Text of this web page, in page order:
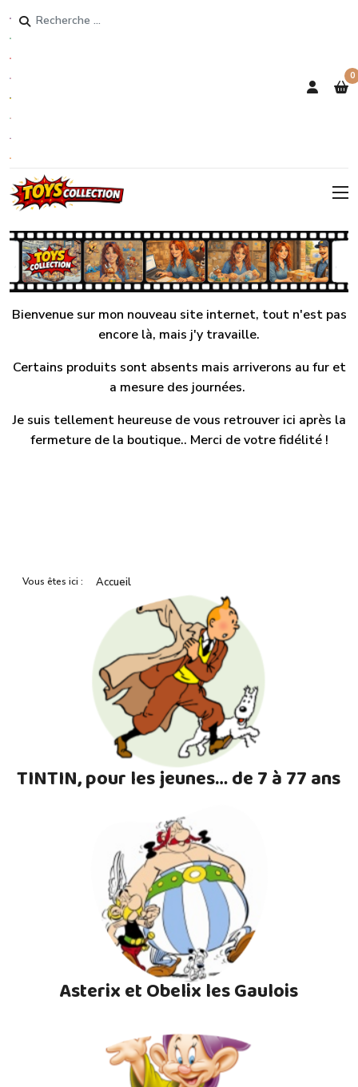
Rechercher
0
Bienvenue sur mon nouveau site internet, tout n'est pas
encore là, mais j'y travaille.
Certains produits sont absents mais arriverons au fur et
a mesure des journées.
Je suis tellement heureuse de vous retrouver ici après la
fermeture de la boutique.. Merci de votre fidélité !
Vous êtes ici : Accueil
TINTIN, pour les jeunes… de 7 à 77 ans
Asterix et Obelix les Gaulois